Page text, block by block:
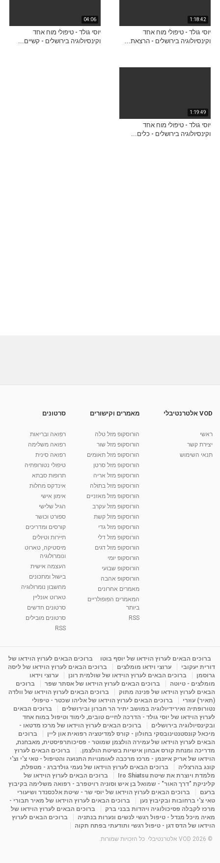
1:18:42
יוסי גולד - טיפולי מוח אחד
וקינסיולוגיה בירושלים - הרצאת...
04:06
יוסי גולד - טיפולי מוח אחד
וקינסיולוגיה בירושלים - קשיים...
1:19:49
יוסי גולד - טיפולי מוח אחד
וקינסיולוגיה בירושלים - כלים...
VOD אלטרנטיבלי
ראשי
יצירת קשר
תנאי השימוש
מאמרים וקישורים
הורוסקופ מזל טלה
הורוסקופ מזל שור
הורוסקופ מזל תאומים
הורוסקופ מזל סרטן
הורוסקופ מזל אריה
הורוסקופ מזל בתולה
הורוסקופ מזל מאזניים
הורוסקופ מזל עקרב
הורוסקופ מזל קשת
הורוסקופ מזל גדי
הורוסקופ מזל דלי
הורוסקופ מזל דגים
הורוסקופ יומי
הורוסקופ שבועי
הורוסקופ אהבה
מאמרים אחרונים
המאמרים הפופולריים
ביותר
RSS
סרטונים
רפואה ובריאות
רפואה משלימה
רפואה סינית
טיפולי נטורופתיה
תרופות סבתא
אינדקס מחלות
אימון אישי
הגיל שלישי
ספורט וכושר
קורסים ומדריכים
תיירות וטיולים
מיסטיקה, טארוט
ונומרולוגיה
העצמה אישית
בישול ומתכונים
מחשבון נומרולוגיה
טארוט אונליין
סרטונים חדשים
סרטונים מובילים
RSS
ברוכים הבאים לערוץ הוידאו של יוסף בוטו
ברוכים הבאים לערוץ הוידאו של
דורית יעקובי
ערוצי וידאו מומלצים
ברוכים הבאים לערוץ הוידאו של ליסה
גרוסמן
ברוכים הבאים לערוץ הוידאו של שולמית רונן
ערוצי וידאו
מומלצים - טיוטה
ברוכים הבאים לערוץ הוידאו של אסתר שפר
ברוכים
הבאים לערוץ הוידאו של פנינה מתוק
ברוכים הבאים לערוץ הוידאו של וולדה
(תאיר) עוזרי
ברוכים הבאים לערוץ הוידאו של אליהו שכטר - טיפולי
נטורופתיה ואירידיולוגיה במושב יתיר הר חברון ובירושלים
ברוכים הבאים
לערוץ הוידאו של יוסי גולד - הדרכה לחיים טובים, לימוד וטיפול במוח אחד
ובקינסיולוגיה בירושלים
ברוכים הבאים לערוץ הוידאו של מרכז מדטאו -
מיכאל קונסטנטינובסקי בחולון - קורס למדיטציה רפואית און ליין
ברוכים
הבאים לערוץ הוידאו של עמירה הולצמן שמוטר - פסיכותרפיסטית, מאבחנת,
מדריכה ומנחת קורס אבחון אישיות בשיטת הולצמן.
ברוכים הבאים לערוץ
הוידאו של אריק איזנמן - מרכז מרכבה לאומנויות התנועה והטיפול - טאי צ'י וצ'י
קונג בהרצליה
ברוכים הבאים לערוץ הוידאו של נעמי גולדברג - מטפלת,
מלמדת ויוצרת את שיטת Iro Shiatsu
ברוכים הבאים לערוץ הוידאו של
קליניקת "דרך האור" - שמואל בן איש וסוניה רויטפרב - רפואה משלימה בקיבוץ
ברעם
ברוכים הבאים לערוץ הוידאו של יוסי שר - שיטת אלכסנדר ושיעורי
טאי צ'י ברחובות ובקיבוץ נען
ברוכים הבאים לערוץ הוידאו של מאיר תבורי -
מרכז לקבלה פסיכולוגיה ויהדות בבני ברק
ברוכים הבאים לערוץ הוידאו של
מאיה מיכל מנדל - טיפול רגשי לנשים ונערות בנתניה
ברוכים הבאים לערוץ
הוידאו של הדס דגן - טיפול רגשי ותודעתי בפתח תקוה
© 2026 VOD אלטרנטיבלי. כל הזכויות שמורות.